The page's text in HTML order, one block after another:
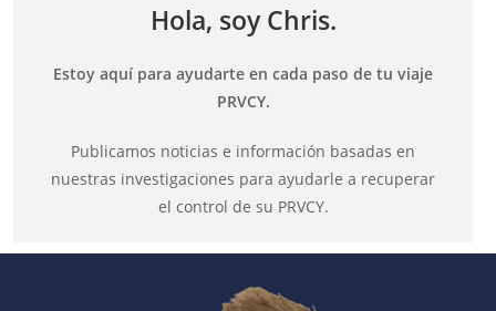
Hola, soy Chris.
Estoy aquí para ayudarte en cada paso de tu viaje
PRVCY.
Publicamos noticias e información basadas en
nuestras investigaciones para ayudarle a recuperar
el control de su PRVCY.